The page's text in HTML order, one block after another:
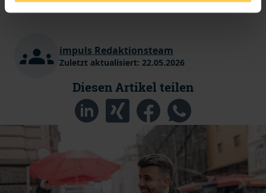
impuls Redaktionsteam
Zuletzt aktualisiert: 22.05.2026
Diesen Artikel teilen